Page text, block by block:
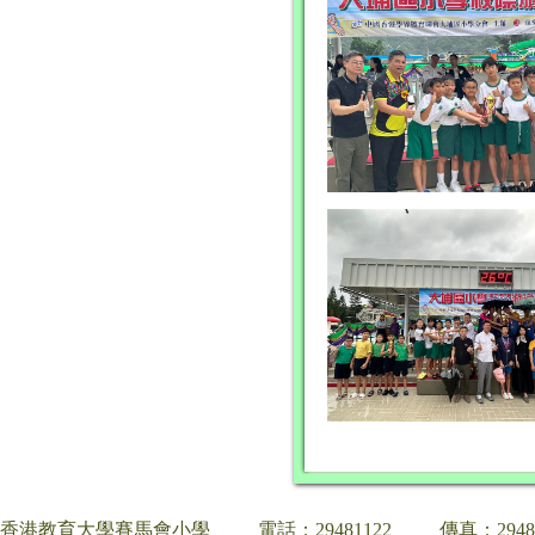
香港教育大學賽馬會小學 電話：29481122 傳真：